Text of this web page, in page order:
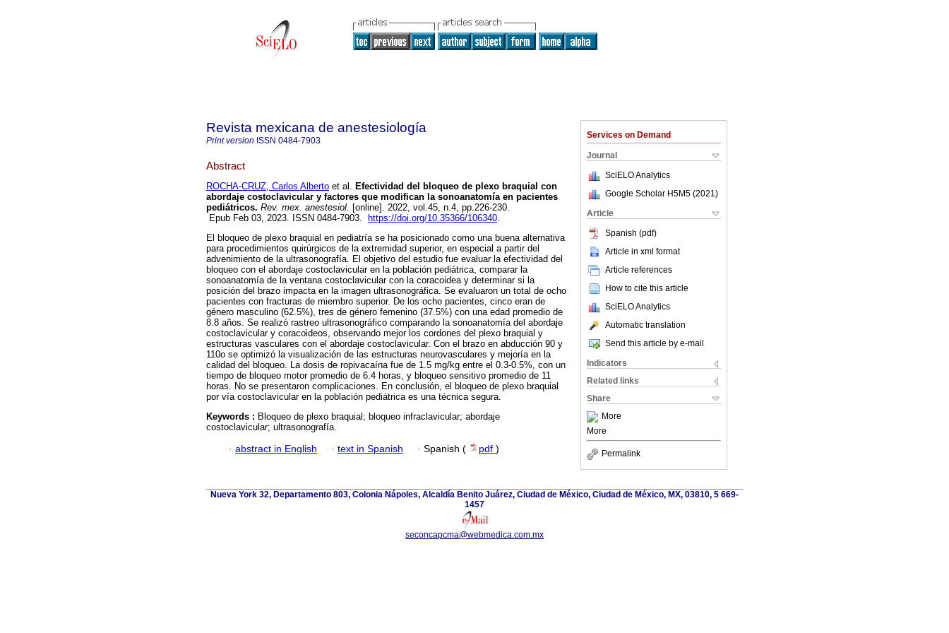
Services on Demand
Journal
SciELO Analytics
Google Scholar H5M5 (2021 )
Article
Spanish (pdf)
Article in xml format
Article references
How to cite this article
SciELO Analytics
Automatic translation
Send this article by e-mail
Indicators
Related links
Share
More
More
Permalink
Revista mexicana de anestesiología
Print version ISSN 0484-7903
Abstract
ROCHA-CRUZ, Carlos Alberto et al. Efectividad del bloqueo de plexo braquial con
abordaje costoclavicular y factores que modifican la sonoanatomía en pacientes
pediátricos. Rev. mex. anestesiol. [online]. 2022, vol.45, n.4, pp.226-230.
Epub Feb 03, 2023. ISSN 0484-7903.
https://doi.org/10.35366/106340.
El bloqueo de plexo braquial en pediatría se ha posicionado como una buena alternativa
para procedimientos quirúrgicos de la extremidad superior, en especial a partir del
advenimiento de la ultrasonografía. El objetivo del estudio fue evaluar la efectividad del
bloqueo con el abordaje costoclavicular en la población pediátrica, comparar la
sonoanatomía de la ventana costoclavicular con la coracoidea y determinar si la
posición del brazo impacta en la imagen ultrasonográfica. Se evaluaron un total de ocho
pacientes con fracturas de miembro superior. De los ocho pacientes, cinco eran de
género masculino (62.5%), tres de género femenino (37.5%) con una edad promedio de
8.8 años. Se realizó rastreo ultrasonográfico comparando la sonoanatomía del abordaje
costoclavicular y coracoideos, observando mejor los cordones del plexo braquial y
estructuras vasculares con el abordaje costoclavicular. Con el brazo en abducción 90 y
110o se optimizó la visualización de las estructuras neurovasculares y mejoría en la
calidad del bloqueo. La dosis de ropivacaína fue de 1.5 mg/kg entre el 0.3-0.5%, con un
tiempo de bloqueo motor promedio de 6.4 horas, y bloqueo sensitivo promedio de 11
horas. No se presentaron complicaciones. En conclusión, el bloqueo de plexo braquial
por vía costoclavicular en la población pediátrica es una técnica segura.
Keywords : Bloqueo de plexo braquial; bloqueo infraclavicular; abordaje
costoclavicular; ultrasonografía.
· abstract in English · text in Spanish · Spanish ( pdf )
Nueva York 32, Departamento 803, Colonia Nápoles, Alcaldía Benito Juárez, Ciudad de México, Ciudad de México, MX, 03810, 5 669-
1457
seconcapcma@webmedica.com.mx